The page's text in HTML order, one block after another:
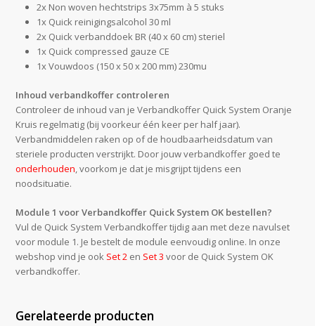
2x Non woven hechtstrips 3x75mm à 5 stuks
1x Quick reinigingsalcohol 30 ml
2x Quick verbanddoek BR (40 x 60 cm) steriel
1x Quick compressed gauze CE
1x Vouwdoos (150 x 50 x 200 mm) 230mu
Inhoud verbandkoffer controleren
Controleer de inhoud van je Verbandkoffer Quick System Oranje
Kruis regelmatig (bij voorkeur één keer per half jaar).
Verbandmiddelen raken op of de houdbaarheidsdatum van
steriele producten verstrijkt. Door jouw verbandkoffer goed te
onderhouden, voorkom je dat je misgrijpt tijdens een
noodsituatie.
Module 1 voor Verbandkoffer Quick System OK bestellen?
Vul de Quick System Verbandkoffer tijdig aan met deze navulset
voor module 1. Je bestelt de module eenvoudig online. In onze
webshop vind je ook Set 2 en Set 3 voor de Quick System OK
verbandkoffer.
Gerelateerde producten